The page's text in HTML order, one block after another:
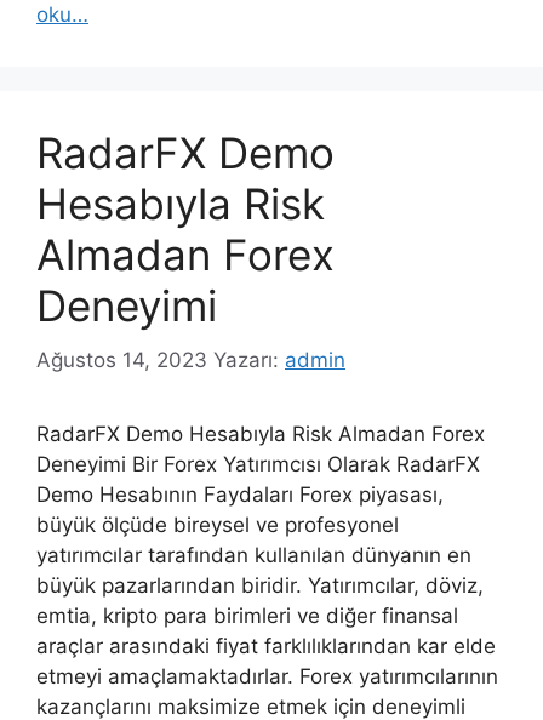
oku…
RadarFX Demo
Hesabıyla Risk
Almadan Forex
Deneyimi
Ağustos 14, 2023 Yazarı: admin
RadarFX Demo Hesabıyla Risk Almadan Forex
Deneyimi Bir Forex Yatırımcısı Olarak RadarFX
Demo Hesabının Faydaları Forex piyasası,
büyük ölçüde bireysel ve profesyonel
yatırımcılar tarafından kullanılan dünyanın en
büyük pazarlarından biridir. Yatırımcılar, döviz,
emtia, kripto para birimleri ve diğer finansal
araçlar arasındaki fiyat farklılıklarından kar elde
etmeyi amaçlamaktadırlar. Forex yatırımcılarının
kazançlarını maksimize etmek için deneyimli